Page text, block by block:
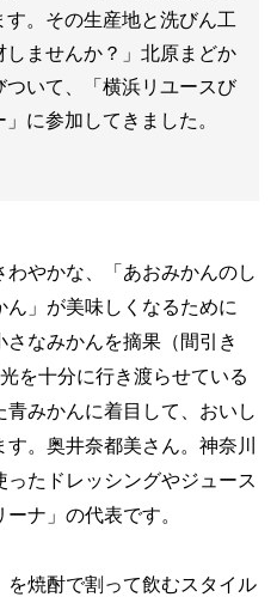
。その生産地と洗びん工
ませんか？」北原まどか
いて、「横浜リユースび
に参加してきました。
やかな、「あおみかんのし
」が美味しくなるために
さなみかんを摘果（間引き
を十分に行き渡らせている
みかんに着目して、おいし
。奥井奈都美さん。神奈川
たドレッシングやジュース
ナ」の代表です。
を焼酎で割って飲むスタイル